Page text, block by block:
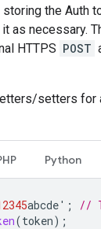
the Auth
as necessary.
HTTPS POST
setters for
Python
abcde' ;
//
(token);